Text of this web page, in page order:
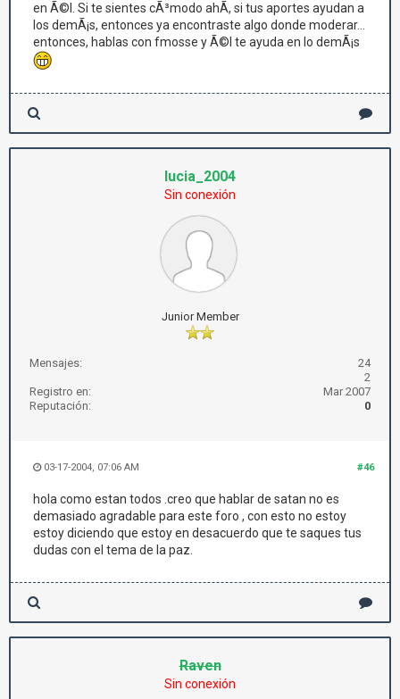
en Ã©l. Si te sientes cÃ³modo ahÃ­, si tus aportes ayudan a
los demÃ¡s, entonces ya encontraste algo donde moderar...
entonces, hablas con fmosse y Ã©l te ayuda en lo demÃ¡s
lucia_2004
Sin conexión
Junior Member
Mensajes:
24
2
Registro en:
Mar 2007
Reputación:
0
#46
03-17-2004, 07:06 AM
hola como estan todos .creo que hablar de satan no es
demasiado agradable para este foro , con esto no estoy
estoy diciendo que estoy en desacuerdo que te saques tus
dudas con el tema de la paz.
Raven
Sin conexión